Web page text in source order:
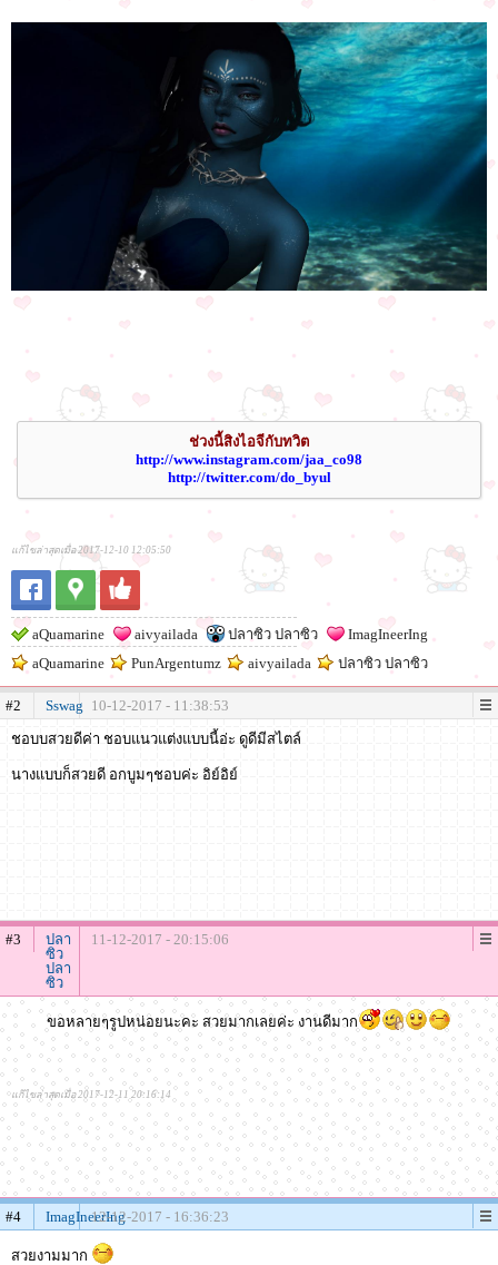
ช่วงนี้สิงไอจีกับทวิต
http://www.instagram.com/jaa_co98
http://twitter.com/do_byul
แก้ไขล่าสุดเมื่อ 2017-12-10 12:05:50
aQuamarine aivyailada ปลาซิว ปลาซิว
ImagIneerIng
aQuamarine
PunArgentumz aivyailada ปลาซิว ปลาซิว
#2 Sswag 10-12-2017 - 11:38:53
ชอบบสวยดีค่า ชอบแนวแต่งแบบนี้อ่ะ ดูดีมีสไตล์
นางแบบก็สวยดี อกบูมๆชอบค่ะ อิย์อิย์
#3
ปลา
ซิว
ปลา
ซิว
11-12-2017 - 20:15:06
ขอหลายๆรูปหน่อยนะคะ สวยมากเลยค่ะ งานดีมาก
แก้ไขล่าสุดเมื่อ 2017-12-11 20:16:14
#4 ImagIneerIng12-12-2017 - 16:36:23
สวยงามมาก